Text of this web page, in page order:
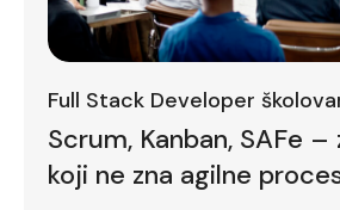
Full Stack Developer
Scrum, Kanban, SAFe
koji ne zna agilne